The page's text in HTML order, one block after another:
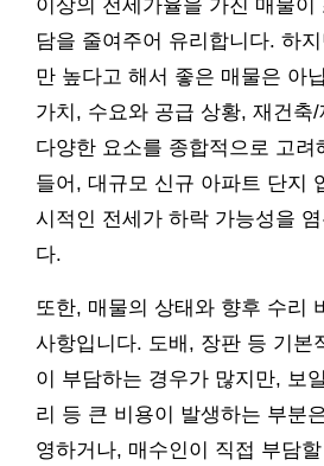
이상의 전세가율을 가진 매물이
담을 줄여주어 유리합니다. 하
만 높다고 해서 좋은 매물은 아
가치, 수요와 공급 상황, 재건축
다양한 요소를 종합적으로 고려
들어, 대규모 신규 아파트 단지
시적인 전세가 하락 가능성을
다.
또한, 매물의 상태와 향후 수리
사항입니다. 도배, 장판 등 기본
이 부담하는 경우가 많지만, 보
리 등 큰 비용이 발생하는 부분
영하거나, 매수인이 직접 부담